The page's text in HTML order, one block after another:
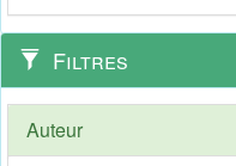
Filtres
Auteur